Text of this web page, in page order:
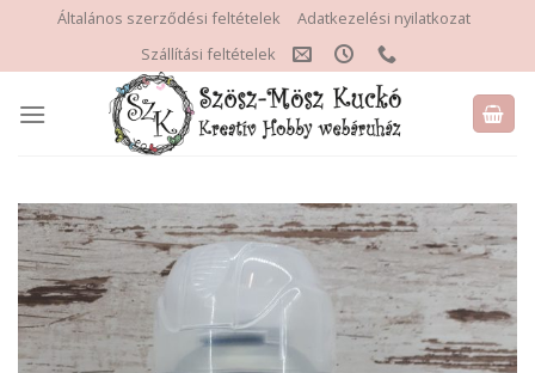
content
Általános szerződési feltételek
Adatkezelési nyilatkozat
Szállítási feltételek